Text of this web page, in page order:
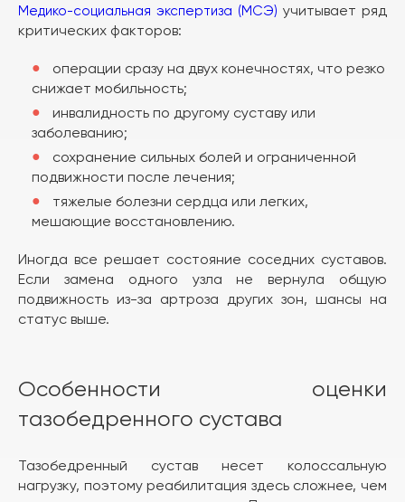
Медико-социальная экспертиза (МСЭ) учитывает ряд
критических факторов:
операции сразу на двух конечностях, что резко
снижает мобильность;
инвалидность по другому суставу или
заболеванию;
сохранение сильных болей и ограниченной
подвижности после лечения;
тяжелые болезни сердца или легких,
мешающие восстановлению.
Иногда все решает состояние соседних суставов.
Если замена одного узла не вернула общую
подвижность из-за артроза других зон, шансы на
статус выше.
Особенности оценки
тазобедренного сустава
Тазобедренный сустав несет колоссальную
нагрузку, поэтому реабилитация здесь сложнее, чем